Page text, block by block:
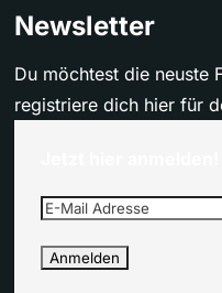
Newsletter
Du möchtest die neuste
registriere dich hier für